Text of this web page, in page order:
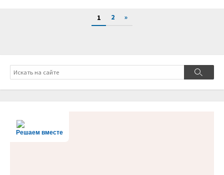
1 2 »
Поиск
Поиск
Решаем вместе